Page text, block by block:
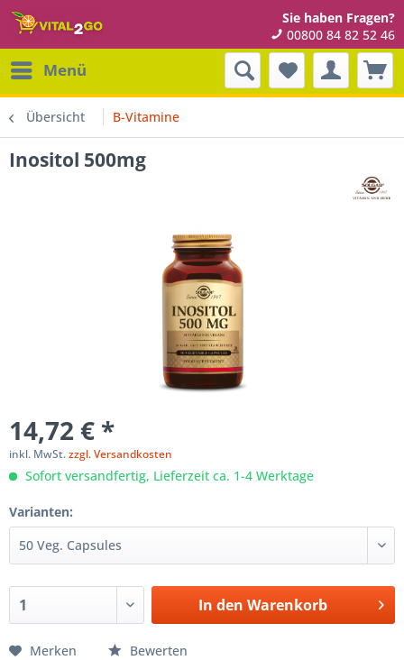
Sie haben Fragen?
00800 84 82 52 46
Menü
Übersicht B-Vitamine
Inositol 500mg
14,72 € *
inkl. MwSt.zzgl. Versandkosten
Sofort versandfertig, Lieferzeit ca. 1-4 Werktage
Varianten:
In den Warenkorb
Merken Bewerten